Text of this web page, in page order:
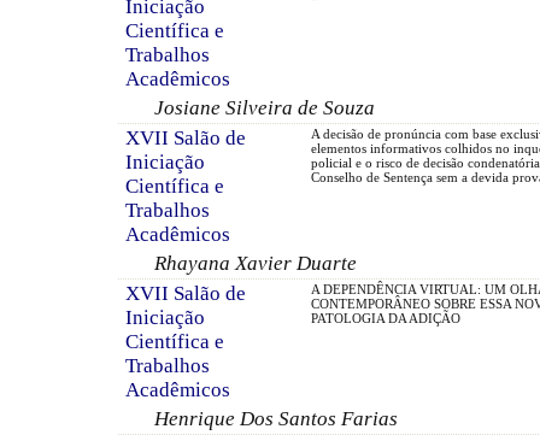
Iniciação
Científica e
Trabalhos
Acadêmicos
Josiane Silveira de Souza
XVII Salão de
Iniciação
Científica e
Trabalhos
Acadêmicos
A decisão de pronúncia com base
elementos informativos colhidos no
policial e o risco de decisão
Conselho de Sentença sem a devida
Rhayana Xavier Duarte
XVII Salão de
Iniciação
Científica e
Trabalhos
Acadêmicos
A DEPENDÊNCIA VIRTUAL: UM
CONTEMPORÂNEO SOBRE ESSA
PATOLOGIA DA ADIÇÃO
Henrique Dos Santos Farias